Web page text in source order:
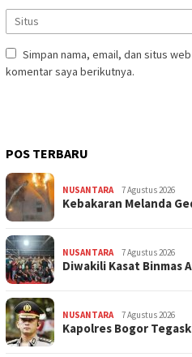
Simpan nama, email, dan situs
komentar saya berikutnya.
POS TERBARU
NUSANTARA 7 Agustus 2026
Kebakaran Melanda
NUSANTARA 7 Agustus 2026
Diwakili Kasat Binmas
NUSANTARA 7 Agustus 2026
Kapolres Bogor